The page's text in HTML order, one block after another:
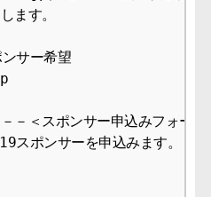
ます。
サー希望
－＜スポンサー申込みフォー
スポンサーを申込みます。